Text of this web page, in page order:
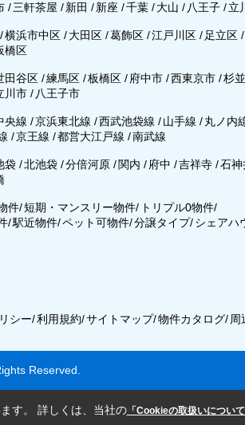
/三軒茶屋 /新田 /新座 /千葉 /大山 / 八王子 /立川
/横浜市中区 /大田区 /葛飾区 /江戸川区 / 足立区 /
橋区
田谷区 /練馬区 /板橋区 /府中市 /西東京市 /杉
川市 / 八王子市
央線 /京浜東北線 /西武池袋線 /山手線 /丸ノ内
/京王線 /都営大江戸線 /南武線
袋 /北池袋 /分倍河原 /関内 /府中 /吉祥寺 /石神
件/短期・マンスリー物件/ トリプル0物件/
/駅近物件/ペット可物件/分譲タイプ/シェアハ
シー/利用規約/サイトマップ/物件カタログ/ 周
Reserved.
す。 詳しくは、当社の「Cookieの取扱いについて